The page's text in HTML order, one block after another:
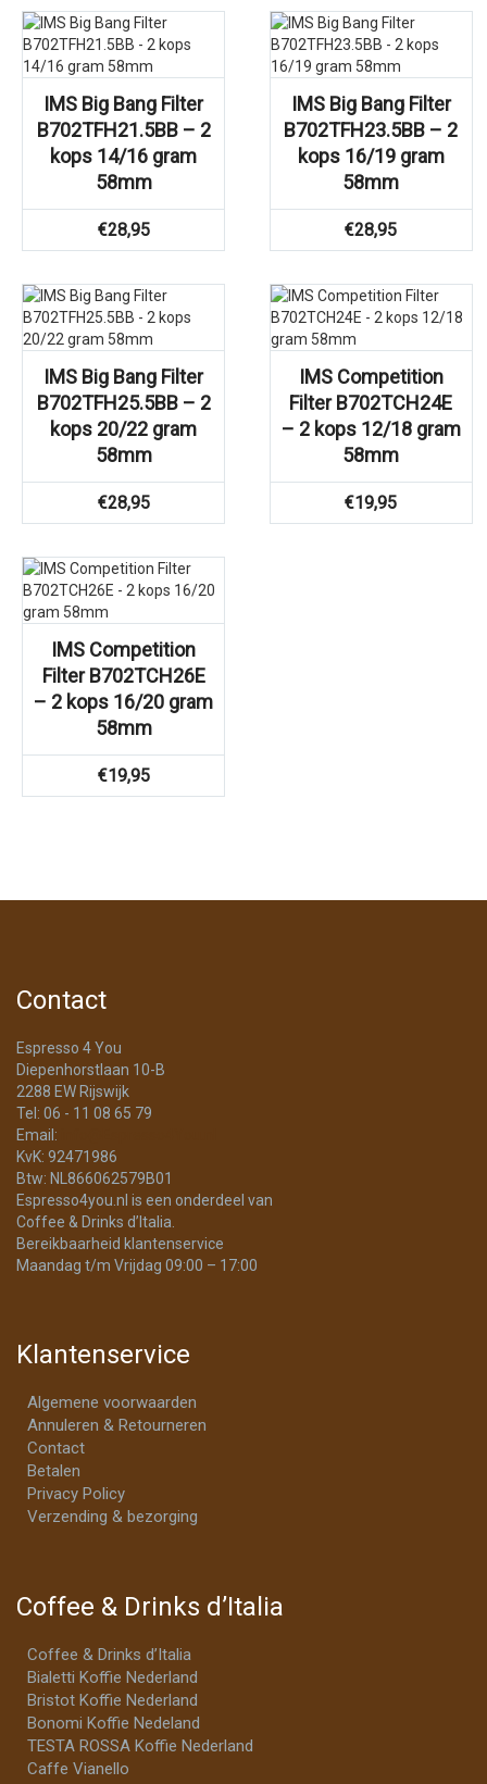
IMS Big Bang Filter
B702TFH21.5BB – 2
kops 14/16 gram
58mm
€28,95
IMS Big Bang Filter
B702TFH23.5BB – 2
kops 16/19 gram
58mm
€28,95
IMS Big Bang Filter
B702TFH25.5BB – 2
kops 20/22 gram
58mm
€28,95
IMS Competition
Filter B702TCH24E
– 2 kops 12/18 gram
58mm
€19,95
IMS Competition
Filter B702TCH26E
– 2 kops 16/20 gram
58mm
€19,95
Contact
Espresso 4 You
Diepenhorstlaan 10-B
2288 EW Rijswijk
Tel: 06 - 11 08 65 79
Email:
KvK: 92471986
Btw: NL866062579B01
Espresso4you.nl is een onderdeel van
Coffee & Drinks d’Italia.
Bereikbaarheid klantenservice
Maandag t/m Vrijdag 09:00 – 17:00
Klantenservice
Algemene voorwaarden
Annuleren & Retourneren
Contact
Betalen
Privacy Policy
Verzending & bezorging
Coffee & Drinks d’Italia
Coffee & Drinks d’Italia
Bialetti Koffie Nederland
Bristot Koffie Nederland
Bonomi Koffie Nedeland
TESTA ROSSA Koffie Nederland
Caffe Vianello